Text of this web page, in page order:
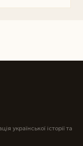
української історії та